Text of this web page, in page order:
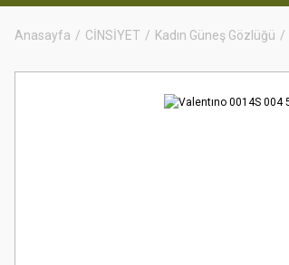
Anasayfa CİNSİYET Kadın Güneş Gözlüğü